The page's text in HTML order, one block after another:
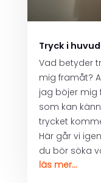
Tryck i
Vad betyder
mig framåt?
jag böjer mig
som kan
trycket
Här går vi
du bör söka
läs mer...